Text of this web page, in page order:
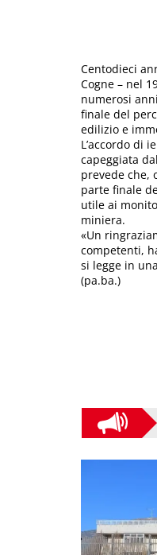
Centodieci
Cogne – nel
numerosi
finale del
edilizio e
L’accordo di
capeggiata
prevede che,
parte finale
utile ai
miniera.
«Un
competenti,
si legge in
(pa.ba.)